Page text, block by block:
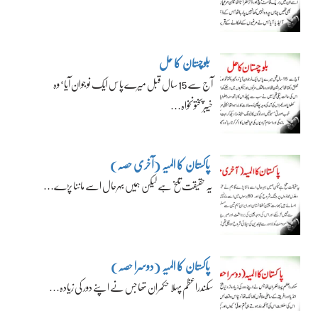
بلوچستان کا حل
آج سے 15 سال قبل میرے پاس ایک نوجوان آیا‘ وہ
خیبرپختونخواہ…
پاکستان کا المیہ (آخری حصہ)
یہ حقیقت تلخ ہے لیکن ہمیں بہرحال اسے ماننا پڑے…
پاکستان کا المیہ (دوسرا حصہ)
سکندراعظم پہلا حکمران تھا جس نے اپنے دور کی زیادہ…